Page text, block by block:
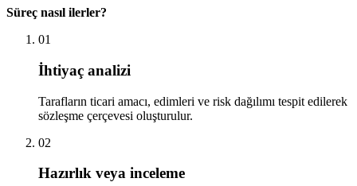
Süreç nasıl ilerler?
01
İhtiyaç analizi
Tarafların ticari amacı, edimleri ve risk dağılımı tespit edilerek
sözleşme çerçevesi oluşturulur.
02
Hazırlık veya inceleme